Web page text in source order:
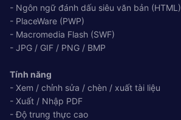
- Ngôn ngữ đánh dấu siêu văn bản (HTML)
- PlaceWare (PWP)
- Macromedia Flash (SWF)
- JPG / GIF / PNG / BMP
Tính năng
- Xem / chỉnh sửa / chèn / xuất tài liệu
- Xuất / Nhập PDF
- Độ trung thực cao